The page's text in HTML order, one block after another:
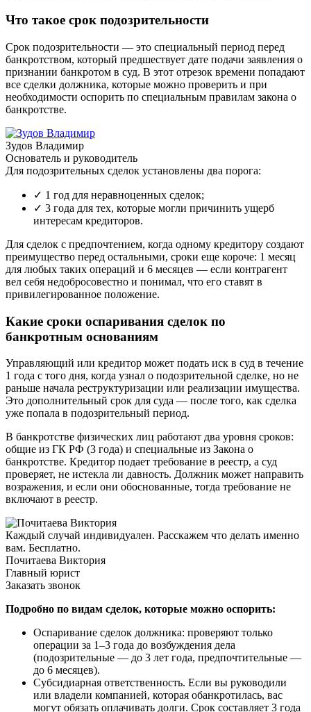
Что такое срок подозрительности
Срок подозрительности — это специальный период перед
банкротством, который предшествует дате подачи заявления о
признании банкротом в суд. В этот отрезок времени попадают
все сделки должника, которые можно проверить и при
необходимости оспорить по специальным правилам закона о
банкротстве.
Зудов Владимир
Основатель и руководитель
Для подозрительных сделок установлены два порога:
✓ 1 год для неравноценных сделок;
✓ 3 года для тех, которые могли причинить ущерб
интересам кредиторов.
Для сделок с предпочтением, когда одному кредитору создают
преимущество перед остальными, сроки еще короче: 1 месяц
для любых таких операций и 6 месяцев — если контрагент
вел себя недобросовестно и понимал, что его ставят в
привилегированное положение.
Какие сроки оспаривания сделок по
банкротным основаниям
Управляющий или кредитор может подать иск в суд в течение
1 года с того дня, когда узнал о подозрительной сделке, но не
раньше начала реструктуризации или реализации имущества.
Это дополнительный срок для суда — после того, как сделка
уже попала в подозрительный период.
В банкротстве физических лиц работают два уровня сроков:
общие из ГК РФ (3 года) и специальные из Закона о
банкротстве. Кредитор подает требование в реестр, а суд
проверяет, не истекла ли давность. Должник может направить
возражения, и если они обоснованные, тогда требование не
включают в реестр.
Каждый случай индивидуален. Расскажем что делать именно
вам. Бесплатно.
Почитаева Виктория
Главный юрист
Заказать звонок
Подробно по видам сделок, которые можно оспорить:
Оспаривание сделок должника: проверяют только
операции за 1–3 года до возбуждения дела
(подозрительные — до 3 лет года, предпочтительные —
до 6 месяцев).
Субсидиарная ответственность. Если вы руководили
или владели компанией, которая обанкротилась, вас
могут обязать оплачивать долги. Срок составляет 3 года